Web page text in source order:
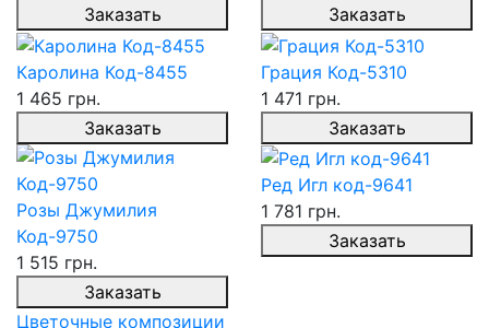
Заказать
Заказать
Каролина Код-8455
1 465 грн.
Заказать
Грация Код-5310
1 471 грн.
Заказать
Розы Джумилия
Код-9750
1 515 грн.
Заказать
Ред Игл код-9641
1 781 грн.
Заказать
Цветочные композиции